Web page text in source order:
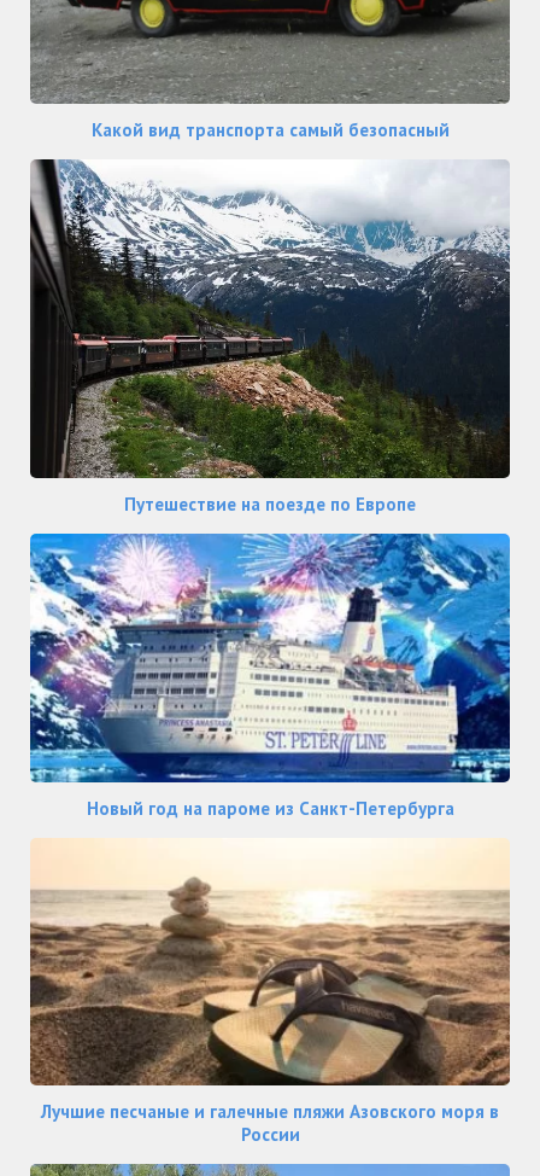
Какой вид транспорта самый безопасный
Путешествие на поезде по Европе
Новый год на пароме из Санкт-Петербурга
Лучшие песчаные и галечные пляжи Азовского моря в
России